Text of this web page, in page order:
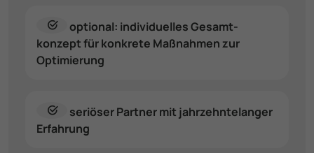
optional: indivi­duelles Gesamt­
konzept für konkrete Maßnahmen zur
Optimierung
seriöser Partner mit jahrzehnte­langer
Erfahrung